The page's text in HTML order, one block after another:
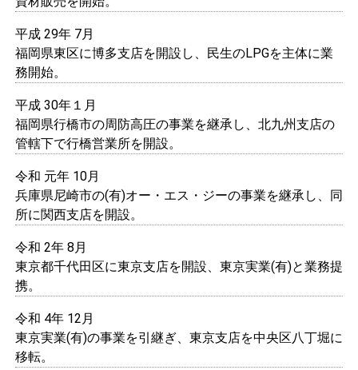
平成 29年 7月
福岡県東区に博多支店を開設し、民生のLPGを主体に業
務開始。
平成 30年１月
福岡県行橋市の周防高圧の事業を継承し、北九州支店の
管轄下で行橋営業所を開設。
令和 元年 10月
兵庫県尼崎市の(有)オー・エス・ジーの事業を継承し、同
所に関西支店を開設。
令和 2年 8月
東京都千代田区に東京支店を開設、東京実業(有)と業務提
携。
令和 4年 12月
東京実業(有)の事業を引継ぎ、東京支店を中央区八丁堀に
移転。